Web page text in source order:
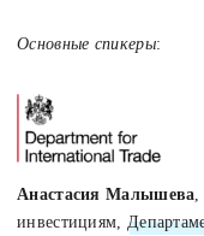
Основные спикеры:
Анастасия Малышева,
инвестициям,